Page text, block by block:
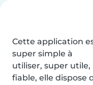
Cette application
super simple à
utiliser, super utile,
fiable, elle dispose